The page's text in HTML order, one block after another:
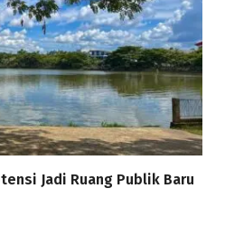
Jadi Ruang Publik Baru